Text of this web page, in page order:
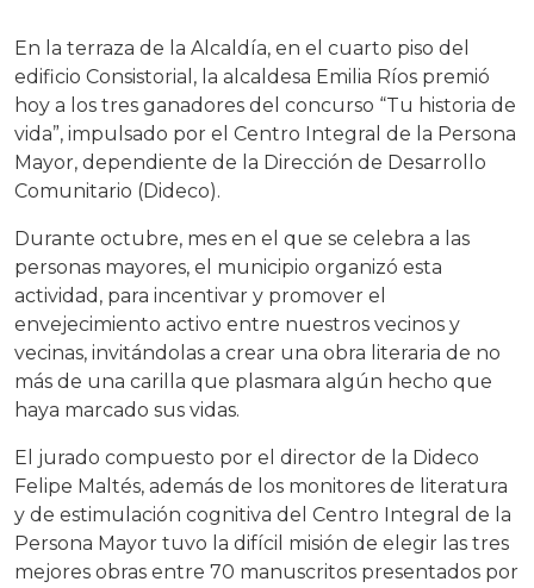
En la terraza de la Alcaldía, en el cuarto piso del
edificio Consistorial, la alcaldesa Emilia Ríos premió
hoy a los tres ganadores del concurso “Tu historia de
vida”, impulsado por el Centro Integral de la Persona
Mayor, dependiente de la Dirección de Desarrollo
Comunitario (Dideco).
Durante octubre, mes en el que se celebra a las
personas mayores, el municipio organizó esta
actividad, para incentivar y promover el
envejecimiento activo entre nuestros vecinos y
vecinas, invitándolas a crear una obra literaria de no
más de una carilla que plasmara algún hecho que
haya marcado sus vidas.
El jurado compuesto por el director de la Dideco
Felipe Maltés, además de los monitores de literatura
y de estimulación cognitiva del Centro Integral de la
Persona Mayor tuvo la difícil misión de elegir las tres
mejores obras entre 70 manuscritos presentados por